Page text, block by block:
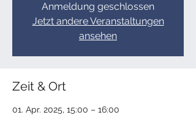
Anmeldung geschlossen
Jetzt andere Veranstaltungen
ansehen
Zeit & Ort
01. Apr. 2025, 15:00 – 16:00